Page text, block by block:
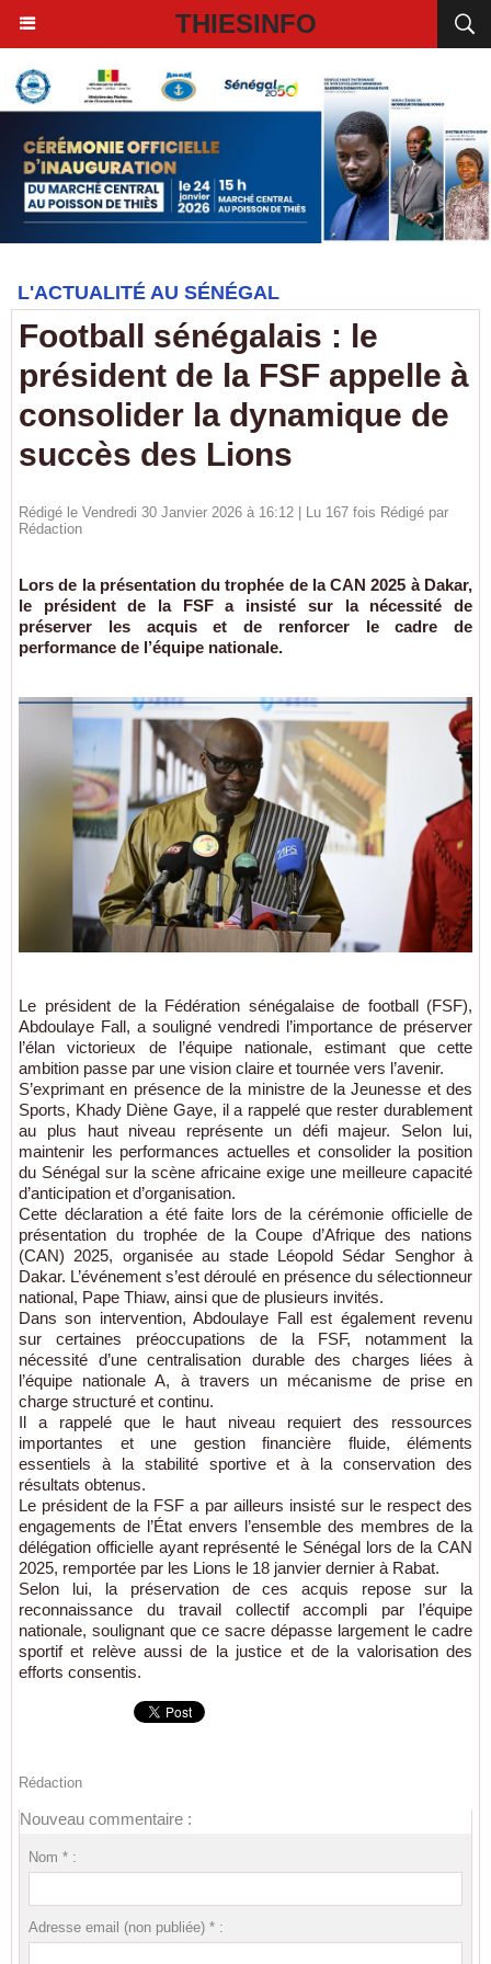
THIESINFO
L'ACTUALITÉ AU SÉNÉGAL
Football sénégalais : le
président de la FSF appelle à
consolider la dynamique de
succès des Lions
Rédigé le Vendredi 30 Janvier 2026 à 16:12 | Lu 167 fois Rédigé par
Rédaction
Lors de la présentation du trophée de la CAN 2025 à Dakar,
le président de la FSF a insisté sur la nécessité de
préserver les acquis et de renforcer le cadre de
performance de l’équipe nationale.
Le président de la Fédération sénégalaise de football (FSF),
Abdoulaye Fall, a souligné vendredi l’importance de préserver
l’élan victorieux de l’équipe nationale, estimant que cette
ambition passe par une vision claire et tournée vers l’avenir.
S’exprimant en présence de la ministre de la Jeunesse et des
Sports, Khady Diène Gaye, il a rappelé que rester durablement
au plus haut niveau représente un défi majeur. Selon lui,
maintenir les performances actuelles et consolider la position
du Sénégal sur la scène africaine exige une meilleure capacité
d’anticipation et d’organisation.
Cette déclaration a été faite lors de la cérémonie officielle de
présentation du trophée de la Coupe d’Afrique des nations
(CAN) 2025, organisée au stade Léopold Sédar Senghor à
Dakar. L’événement s’est déroulé en présence du sélectionneur
national, Pape Thiaw, ainsi que de plusieurs invités.
Dans son intervention, Abdoulaye Fall est également revenu
sur certaines préoccupations de la FSF, notamment la
nécessité d’une centralisation durable des charges liées à
l’équipe nationale A, à travers un mécanisme de prise en
charge structuré et continu.
Il a rappelé que le haut niveau requiert des ressources
importantes et une gestion financière fluide, éléments
essentiels à la stabilité sportive et à la conservation des
résultats obtenus.
Le président de la FSF a par ailleurs insisté sur le respect des
engagements de l’État envers l’ensemble des membres de la
délégation officielle ayant représenté le Sénégal lors de la CAN
2025, remportée par les Lions le 18 janvier dernier à Rabat.
Selon lui, la préservation de ces acquis repose sur la
reconnaissance du travail collectif accompli par l’équipe
nationale, soulignant que ce sacre dépasse largement le cadre
sportif et relève aussi de la justice et de la valorisation des
efforts consentis.
Rédaction
Nouveau commentaire :
Nom * :
Adresse email (non publiée) * :